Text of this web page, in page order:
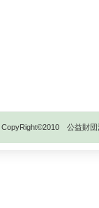
CopyRight©2010 公益財団